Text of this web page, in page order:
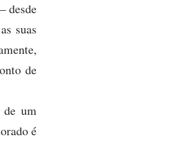
desde
suas
de
de um
é